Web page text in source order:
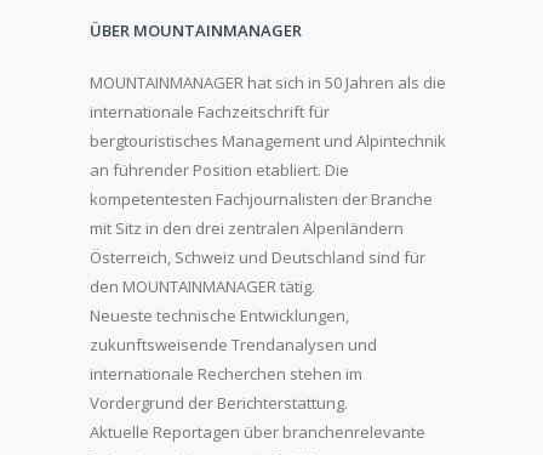
ÜBER MOUNTAINMANAGER
MOUNTAINMANAGER hat sich in 50 Jahren als die
internationale Fachzeitschrift für
bergtouristisches Management und Alpintechnik
an führender Position etabliert. Die
kompetentesten Fachjournalisten der Branche
mit Sitz in den drei zentralen Alpenländern
Österreich, Schweiz und Deutschland sind für
den MOUNTAINMANAGER tätig.
Neueste technische Entwicklungen,
zukunftsweisende Trendanalysen und
internationale Recherchen stehen im
Vordergrund der Berichterstattung.
Aktuelle Reportagen über branchenrelevante